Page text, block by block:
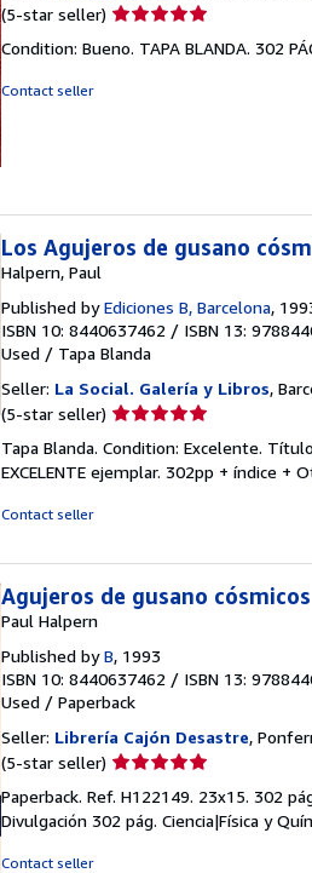
(5-star seller) Seller
5
Condition: Bueno. TAPA BLANDA. 302
Contact seller
Los Agujeros de gusano
Halpern, Paul
Published byEdiciones B, Barcelona,
ISBN 10: 8440637462 / ISBN 13:
Used / Tapa Blanda
Seller: La Social. Galería y Libros,
(5-star seller) Seller
5
out
Tapa Blanda. Condition: Excelente.
EXCELENTE ejemplar. 302pp + índice +
Contact seller
Agujeros de gusano cósmicos
Paul Halpern
Published byB, 1993
ISBN 10: 8440637462 / ISBN 13:
Used / Paperback
Seller: Librería Cajón Desastre,
(5-star seller) Seller
5
out
Paperback. Ref. H122149. 23x15. 302
Divulgación 302 pág. Ciencia|Física y
Contact seller